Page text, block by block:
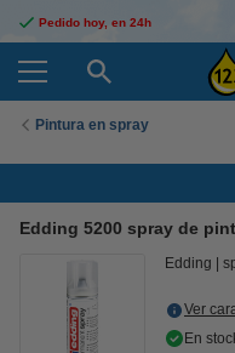
Pedido hoy, en 24h
Pintura en spray
Edding 5200 spray de
Edding
Ver
En